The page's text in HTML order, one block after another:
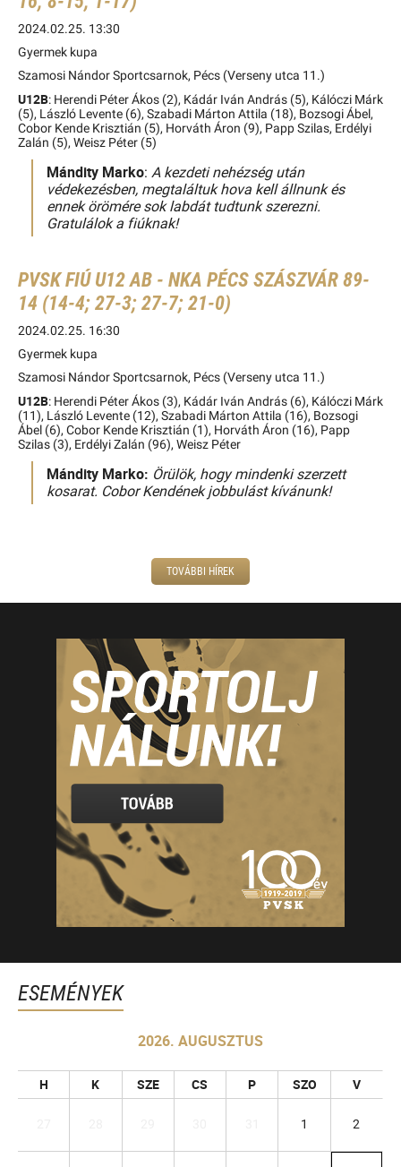
2024.02.25. 13:30
Gyermek kupa
Szamosi Nándor Sportcsarnok, Pécs (Verseny utca 11.)
U12B: Herendi Péter Ákos (2), Kádár Iván András (5), Kálóczi Márk
(5), László Levente (6), Szabadi Márton Attila (18), Bozsogi Ábel,
Cobor Kende Krisztián (5), Horváth Áron (9), Papp Szilas, Erdélyi
Zalán (5), Weisz Péter (5)
Mándity Marko: A kezdeti nehézség után
védekezésben, megtaláltuk hova kell állnunk és
ennek örömére sok labdát tudtunk szerezni.
Gratulálok a fiúknak!
PVSK FIÚ U12 AB - NKA PÉCS SZÁSZVÁR 89-
14 (14-4; 27-3; 27-7; 21-0)
2024.02.25. 16:30
Gyermek kupa
Szamosi Nándor Sportcsarnok, Pécs (Verseny utca 11.)
U12B: Herendi Péter Ákos (3), Kádár Iván András (6), Kálóczi Márk
(11), László Levente (12), Szabadi Márton Attila (16), Bozsogi
Ábel (6), Cobor Kende Krisztián (1), Horváth Áron (16), Papp
Szilas (3), Erdélyi Zalán (96), Weisz Péter
Mándity Marko: Örülök, hogy mindenki szerzett
kosarat. Cobor Kendének jobbulást kívánunk!
TOVÁBBI HÍREK
ESEMÉNYEK
2026. AUGUSZTUS
H K SZE CS P SZO V
1 2